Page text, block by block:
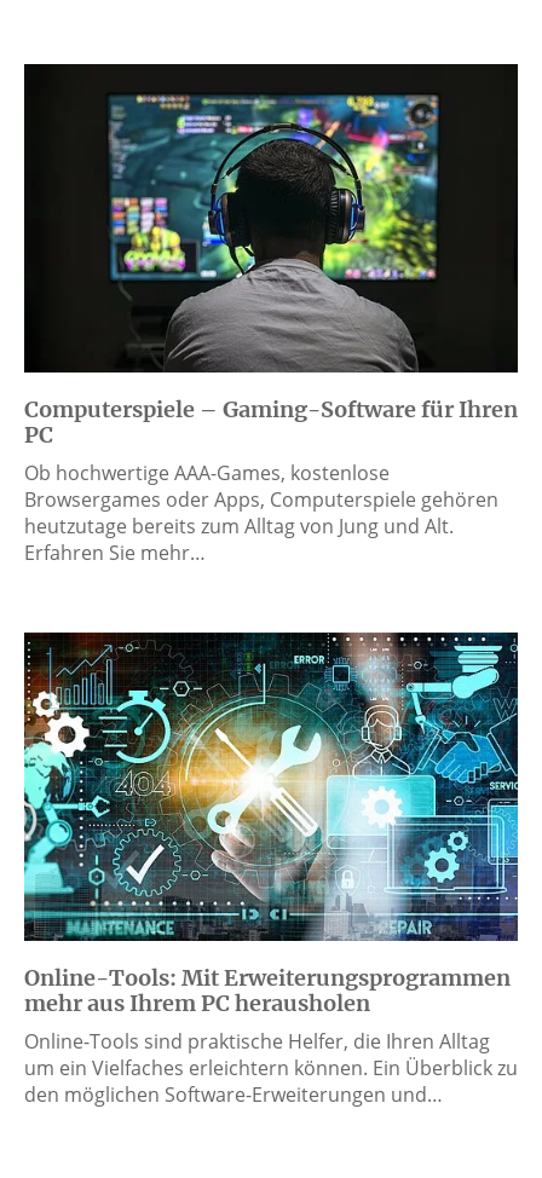
Computerspiele – Gaming-Software für Ihren
PC
Ob hochwertige AAA-Games, kostenlose
Browsergames oder Apps, Computerspiele gehören
heutzutage bereits zum Alltag von Jung und Alt.
Erfahren Sie mehr…
Online-Tools: Mit Erweiterungsprogrammen
mehr aus Ihrem PC herausholen
Online-Tools sind praktische Helfer, die Ihren Alltag
um ein Vielfaches erleichtern können. Ein Überblick zu
den möglichen Software-Erweiterungen und…